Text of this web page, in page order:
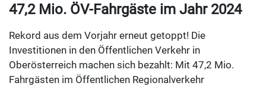
47,2 Mio. ÖV-Fahrgäste im Jahr 2024
Rekord aus dem Vorjahr erneut getoppt! Die
Investitionen in den Öffentlichen Verkehr in
Oberösterreich machen sich bezahlt: Mit 47,2 Mio.
Fahrgästen im Öffentlichen Regionalverkehr